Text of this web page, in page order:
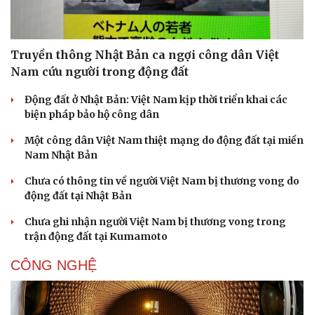
Truyền thông Nhật Bản ca ngợi công dân Việt
Nam cứu người trong động đất
Động đất ở Nhật Bản: Việt Nam kịp thời triển khai các
biện pháp bảo hộ công dân
Một công dân Việt Nam thiệt mạng do động đất tại miền
Nam Nhật Bản
Chưa có thông tin về người Việt Nam bị thương vong do
động đất tại Nhật Bản
Chưa ghi nhận người Việt Nam bị thương vong trong
trận động đất tại Kumamoto
CÔNG NGHỆ